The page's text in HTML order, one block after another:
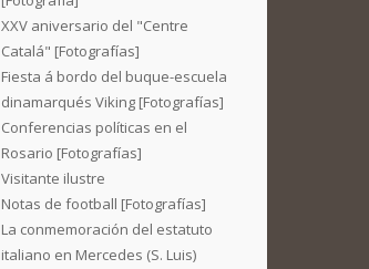
XXV aniversario del "Centre
Catalá" [Fotografías]
Fiesta á bordo del buque-escuela
dinamarqués Viking [Fotografías]
Conferencias políticas en el
Rosario [Fotografías]
Visitante ilustre
Notas de football [Fotografías]
La conmemoración del estatuto
italiano en Mercedes (S. Luis)